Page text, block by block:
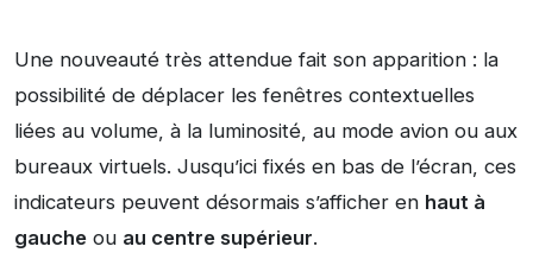
Une nouveauté très attendue fait son apparition : la
possibilité de déplacer les fenêtres contextuelles
liées au volume, à la luminosité, au mode avion ou aux
bureaux virtuels. Jusqu’ici fixés en bas de l’écran, ces
indicateurs peuvent désormais s’afficher en haut à
gauche ou au centre supérieur.